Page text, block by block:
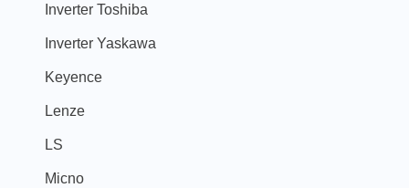
Inverter Toshiba
Inverter Yaskawa
Keyence
Lenze
LS
Micno